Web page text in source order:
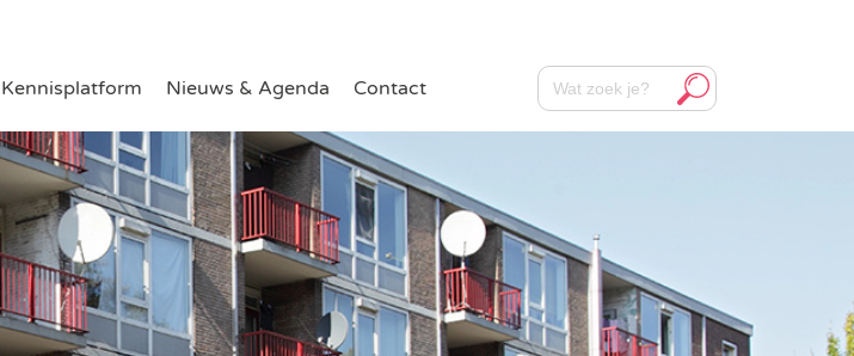
Kennisplatform Nieuws & Agenda Contact
Zoek
naar:
Zoekknop